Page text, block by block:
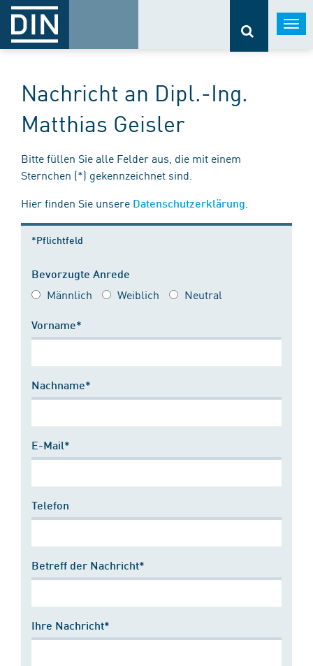
Nachricht an Dipl.-Ing.
Matthias Geisler
Bitte füllen Sie alle Felder aus, die mit einem
Sternchen (*) gekennzeichnet sind.
Hier finden Sie unsere Datenschutzerklärung
*Pflichtfeld
Bevorzugte Anrede
Männlich Weiblich Neutral
Vorname*
Nachname*
E-Mail*
Telefon
Betreff der Nachricht*
Ihre Nachricht*